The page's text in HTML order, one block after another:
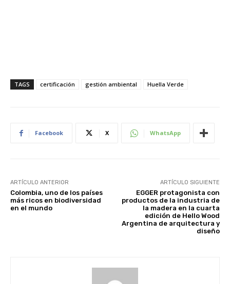
TAGS certificación gestión ambiental Huella Verde
Facebook X WhatsApp
ARTÍCULO ANTERIOR
Colombia, uno de los países
más ricos en biodiversidad
en el mundo
ARTÍCULO SIGUIENTE
EGGER protagonista con
productos de la industria de
la madera en la cuarta
edición de Hello Wood
Argentina de arquitectura y
diseño